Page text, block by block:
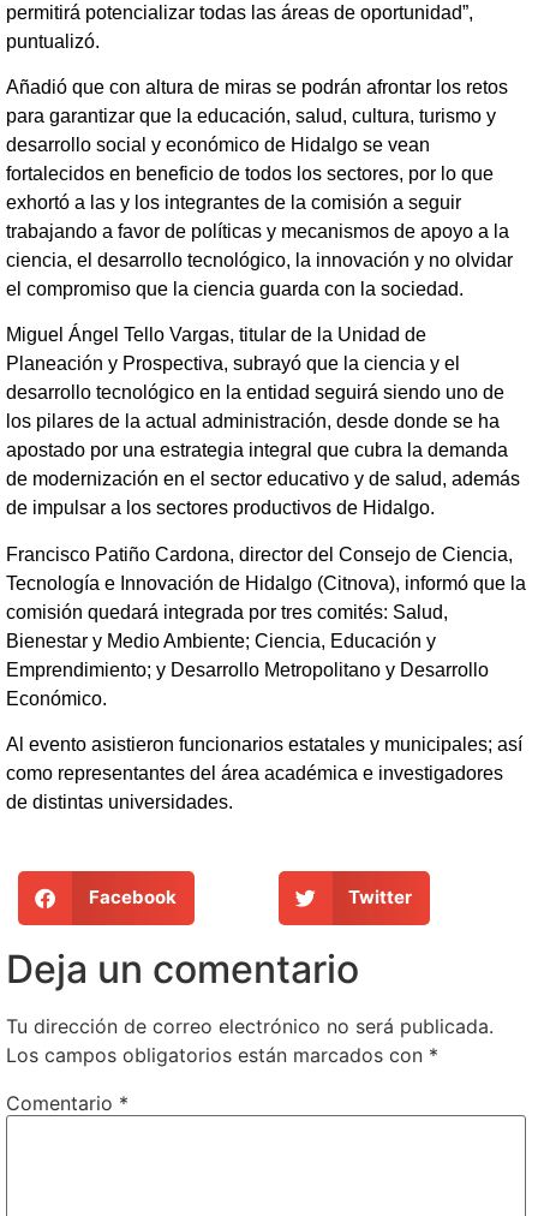
permitirá potencializar todas las áreas de oportunidad”,
puntualizó.
Añadió que con altura de miras se podrán afrontar los retos
para garantizar que la educación, salud, cultura, turismo y
desarrollo social y económico de Hidalgo se vean
fortalecidos en beneficio de todos los sectores, por lo que
exhortó a las y los integrantes de la comisión a seguir
trabajando a favor de políticas y mecanismos de apoyo a la
ciencia, el desarrollo tecnológico, la innovación y no olvidar
el compromiso que la ciencia guarda con la sociedad.
Miguel Ángel Tello Vargas, titular de la Unidad de
Planeación y Prospectiva, subrayó que la ciencia y el
desarrollo tecnológico en la entidad seguirá siendo uno de
los pilares de la actual administración, desde donde se ha
apostado por una estrategia integral que cubra la demanda
de modernización en el sector educativo y de salud, además
de impulsar a los sectores productivos de Hidalgo.
Francisco Patiño Cardona, director del Consejo de Ciencia,
Tecnología e Innovación de Hidalgo (Citnova), informó que la
comisión quedará integrada por tres comités: Salud,
Bienestar y Medio Ambiente; Ciencia, Educación y
Emprendimiento; y Desarrollo Metropolitano y Desarrollo
Económico.
Al evento asistieron funcionarios estatales y municipales; así
como representantes del área académica e investigadores
de distintas universidades.
Facebook Twitter
Deja un comentario
Tu dirección de correo electrónico no será publicada.
Los campos obligatorios están marcados con *
Comentario *